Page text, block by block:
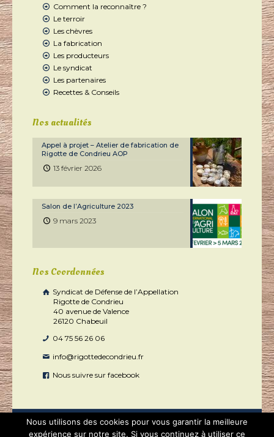
Comment la reconnaître ?
Le terroir
Les chèvres
La fabrication
Les producteurs
Le syndicat
Les partenaires
Recettes & Conseils
Nos actualités
Appel à projet – Atelier de fabrication de
Rigotte de Condrieu AOP
13 février 2026
Salon de l’Agriculture 2023
9 mars 2023
Nos Coordonnées
Syndicat de Défense de l’Appellation
Rigotte de Condrieu
40 avenue de Valence
26120 Chabeuil
04 75 56 26 06
info@rigottedecondrieu.fr
Nous suivre sur facebook
Nous utilisons des cookies pour vous garantir la meilleure
expérience sur notre site. Si vous continuez à utiliser ce